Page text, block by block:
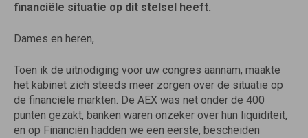
financiële situatie op dit stelsel heeft.
Dames en heren,
Toen ik de uitnodiging voor uw congres aannam, maakte
het kabinet zich steeds meer zorgen over de situatie op
de financiële markten. De AEX was net onder de 400
punten gezakt, banken waren onzeker over hun liquiditeit,
en op Financiën hadden we een eerste, bescheiden